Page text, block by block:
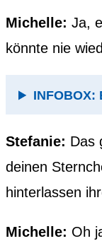
Michelle: Ja,
könnte nie
Stefanie: Das
deinen
hinterlassen
Michelle: Oh